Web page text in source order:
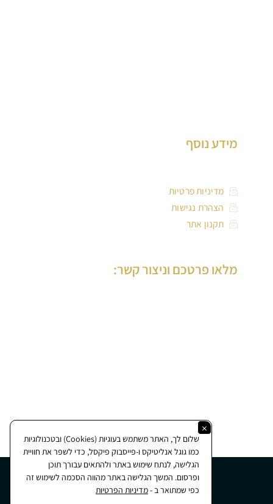
מידע נוסף
מדיניות פרטיות
הצהרת נגישות
תקנון אתר
מלאו פרטכם וניצור קשר:
קידום אורגני|קידום אתרים
×
שלום לך, האתר משתמש בעוגיות (Cookies) ובטכנולוגיות
כמו גוגל אנליטיקס ו-פייסבוק פיקסל, כדי לשפר את חוויית
הגלישה, לנתח שימוש באתר ולהתאים עבורך תוכן
ופרסום. המשך הגלישה באתר מהווה הסכמה לשימוש זה
כפי שמתואר ב -מדיניות הפרטיות